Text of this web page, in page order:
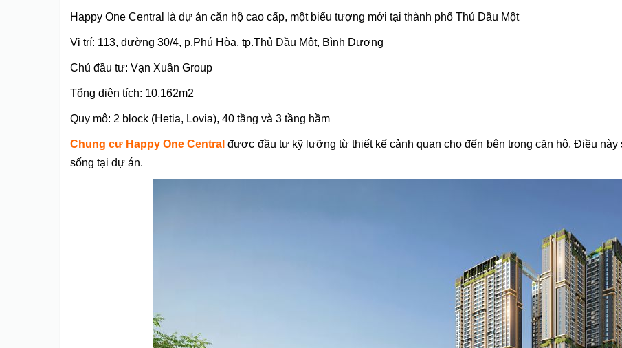
Happy One Central là dự án căn hộ cao cấp, một biểu tượng mới tại thành phố Thủ Dầu Một
Vị trí: 113, đường 30/4, p.Phú Hòa, tp.Thủ Dầu Một, Bình Dương
Chủ đầu tư: Vạn Xuân Group
Tổng diện tích: 10.162m2
Quy mô: 2 block (Hetia, Lovia), 40 tầng và 3 tầng hầm
Chung cư Happy One Centralđược đầu tư kỹ lưỡng từ thiết kế cảnh quan cho đến bên trong căn hộ. Điều này
sống tại dự án.